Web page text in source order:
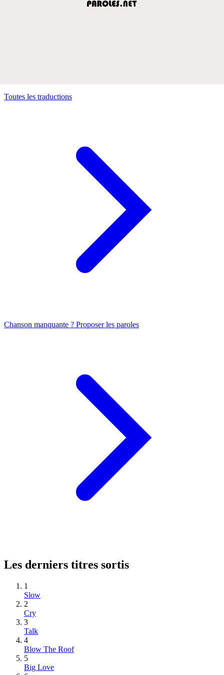
Toutes les traductions
Chanson manquante ? Proposer les paroles
Les derniers titres sortis
1
Slow
2
Cry
3
Talk
4
Blow The Roof
5
Big Love